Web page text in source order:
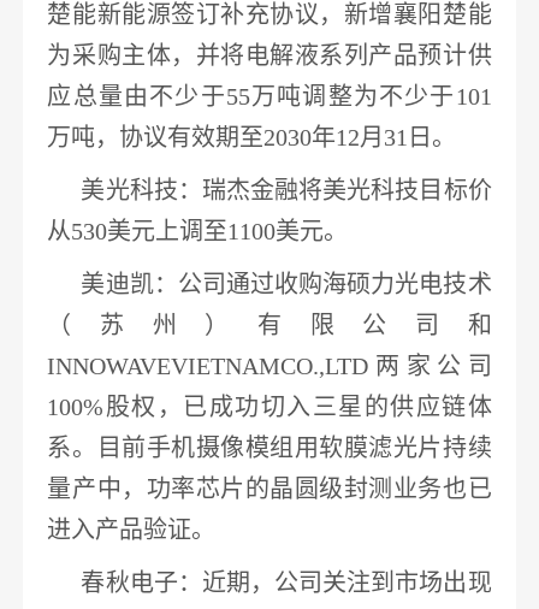
楚能新能源签订补充协议，新增襄阳楚能
为采购主体，并将电解液系列产品预计供
应总量由不少于55万吨调整为不少于101
万吨，协议有效期至2030年12月31日。
美光科技： 瑞杰金融将美光科技 目标价
从530美元上调至1100美元。
美迪凯：公司通过收购海硕力光电技术
（苏州）有限公司和
INNOWAVEVIETNAMCO.,LTD两家公司
100%股权，
已成功切入三星的供应链体
系。目前手机摄像模组用软膜滤光片持续
量产中，功率芯片的晶圆级封测业务也已
进入产品验证。
春秋电子：近期，公司关注到市场出现